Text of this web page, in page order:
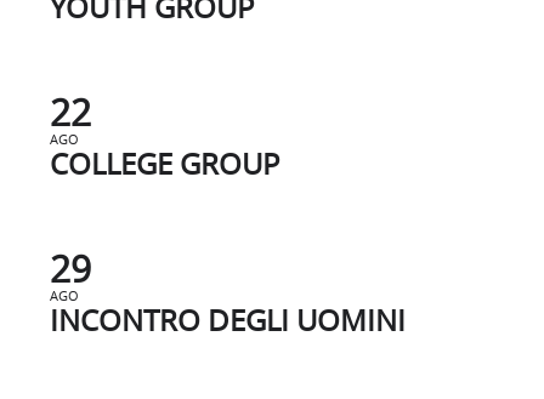
22
AGO
COLLEGE GROUP
29
AGO
INCONTRO DEGLI UOMINI